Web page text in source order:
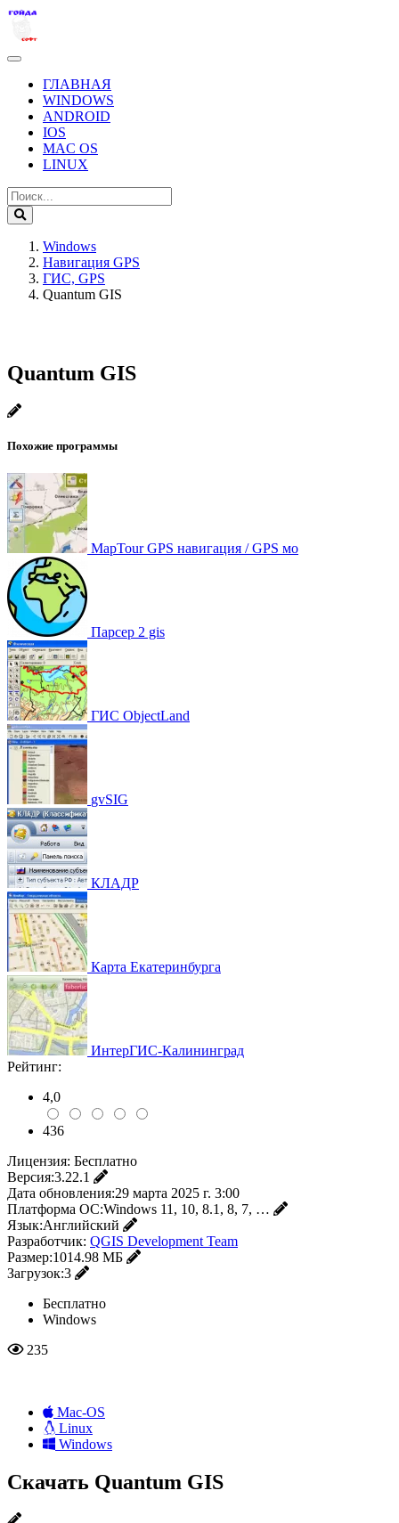
ГЛАВНАЯ
WINDOWS
ANDROID
IOS
MAC OS
LINUX
Windows
Навигация GPS
ГИС, GPS
Quantum GIS
Quantum GIS
Похожие программы
MapTour GPS навигация / GPS мо
Парсер 2 gis
ГИС ObjectLand
gvSIG
КЛАДР
Карта Екатеринбурга
ИнтерГИС-Калининград
Рейтинг:
4,0
436
Лицензия: Бесплатно
Версия:3.22.1
Дата обновления:29 марта 2025 г. 3:00
Платформа ОС:Windows 11, 10, 8.1, 8, 7, …
Язык:Английский
Разработчик: QGIS Development Team
Размер:1014.98 МБ
Загрузок:3
Бесплатно
Windows
235
Mac-OS
Linux
Windows
Скачать Quantum GIS